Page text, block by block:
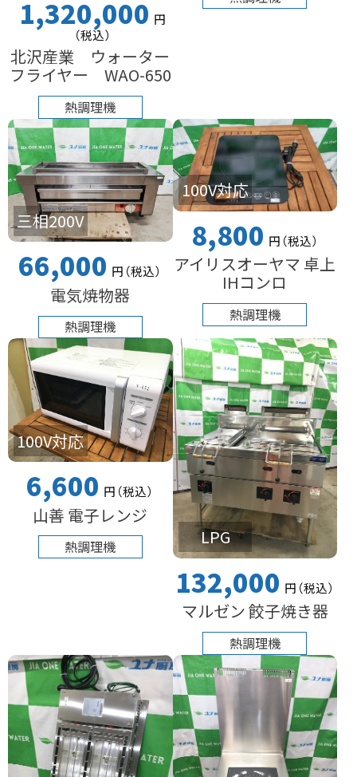
1,320,000 円
（税込）
北沢産業 ウォーター
フライヤー WAO-650
熱調理機
三相200V
66,000 円（税込）
電気焼物器
熱調理機
100V対応
8,800 円（税込）
アイリスオーヤマ 卓上
IHコンロ
熱調理機
100V対応
6,600 円（税込）
山善 電子レンジ
熱調理機 LPG
132,000 円（税込）
マルゼン 餃子焼き器
熱調理機